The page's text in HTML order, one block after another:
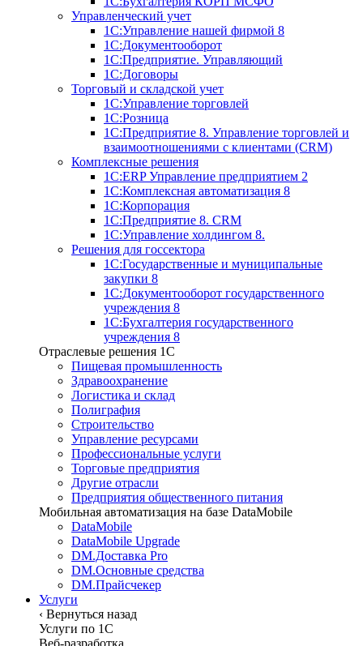
Управленческий учет
1С:Управление нашей фирмой 8
1С:Документооборот
1С:Предприятие. Управляющий
1С:Договоры
Торговый и складской учет
1С:Управление торговлей
1С:Розница
1С:Предприятие 8. Управление торговлей и
взаимоотношениями с клиентами (CRM)
Комплексные решения
1С:ERP Управление предприятием 2
1С:Комплексная автоматизация 8
1С:Корпорация
1С:Предприятие 8. CRM
1С:Управление холдингом 8.
Решения для госсектора
1С:Государственные и муниципальные
закупки 8
1С:Документооборот государственного
учреждения 8
1С:Бухгалтерия государственного
учреждения 8
Отраслевые решения 1C
Пищевая промышленность
Здравоохранение
Логистика и склад
Полиграфия
Строительство
Управление ресурсами
Профессиональные услуги
Торговые предприятия
Другие отрасли
Предприятия общественного питания
Мобильная автоматизация на базе DataMobile
DataMobile
DataMobile Upgrade
DM.Доставка Pro
DM.Основные средства
DM.Прайсчекер
Услуги
‹ Вернуться назад
Услуги по 1С
Веб-разработка